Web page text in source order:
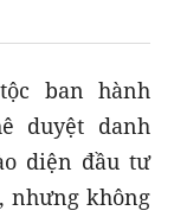
ban hành
duyệt danh
diện đầu tư
nhưng không